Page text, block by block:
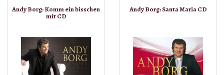
Andy Borg: Komm ein bisschen
mit CD
Andy Borg: Santa Maria CD